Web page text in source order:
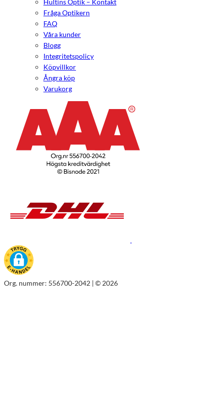
Hultins Optik – Kontakt
Fråga Optikern
FAQ
Våra kunder
Blogg
Integritetspolicy
Köpvillkor
Ångra köp
Varukorg
Org. nummer: 556700-2042 | © 2026